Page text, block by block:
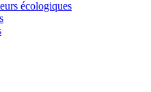
écologiques